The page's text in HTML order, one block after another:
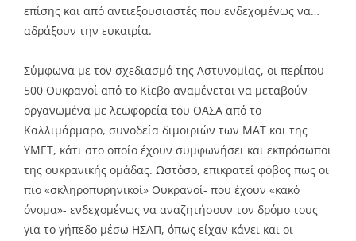
επίσης και από αντιεξουσιαστές που ενδεχομένως να…
αδράξουν την ευκαιρία.
Σύμφωνα με τον σχεδιασμό της Αστυνομίας, οι περίπου
500 Ουκρανοί από το Κίεβο αναμένεται να μεταβούν
οργανωμένα με λεωφορεία του ΟΑΣΑ από το
Καλλιμάρμαρο, συνοδεία διμοιριών των ΜΑΤ και της
ΥΜΕΤ, κάτι στο οποίο έχουν συμφωνήσει και εκπρόσωποι
της ουκρανικής ομάδας. Ωστόσο, επικρατεί φόβος πως οι
πιο «σκληροπυρηνικοί» Ουκρανοί- που έχουν «κακό
όνομα»- ενδεχομένως να αναζητήσουν τον δρόμο τους
για το γήπεδο μέσω ΗΣΑΠ, όπως είχαν κάνει και οι